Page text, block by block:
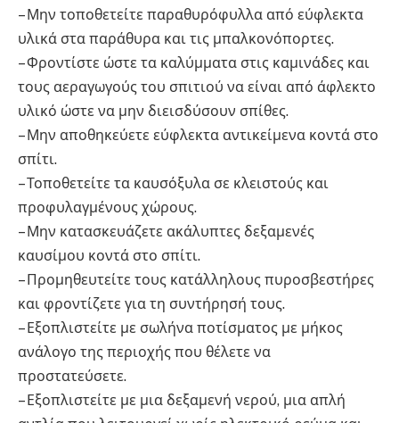
– Μην τοποθετείτε παραθυρόφυλλα από εύφλεκτα
υλικά στα παράθυρα και τις μπαλκονόπορτες.
– Φροντίστε ώστε τα καλύμματα στις καμινάδες και
τους αεραγωγούς του σπιτιού να είναι από άφλεκτο
υλικό ώστε να μην διεισδύσουν σπίθες.
– Μην αποθηκεύετε εύφλεκτα αντικείμενα κοντά στο
σπίτι.
– Τοποθετείτε τα καυσόξυλα σε κλειστούς και
προφυλαγμένους χώρους.
– Μην κατασκευάζετε ακάλυπτες δεξαμενές
καυσίμου κοντά στο σπίτι.
– Προμηθευτείτε τους κατάλληλους πυροσβεστήρες
και φροντίζετε για τη συντήρησή τους.
– Εξοπλιστείτε με σωλήνα ποτίσματος με μήκος
ανάλογο της περιοχής που θέλετε να
προστατεύσετε.
– Εξοπλιστείτε με μια δεξαμενή νερού, μια απλή